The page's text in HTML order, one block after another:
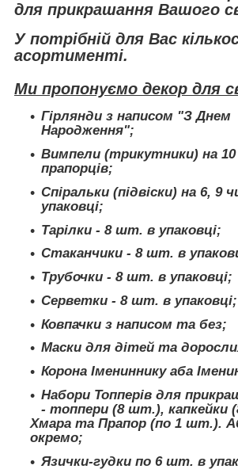
для прикрашання Вашого
У потрібній для Вас
асортименті.
Ми пропонуємо декор для
Гірлянди з написом "З Днем
Народження";
Вимпели (трикутники) на
прапорців;
Спіральки (підвіски) на 6, 9
упаковці;
Тарілки - 8 шт. в упаковці;
Стаканчики - 8 шт. в
Трубочки - 8 шт. в упаковці;
Серветки - 8 шт. в упаковці;
Ковпачки з написом та без;
Маски для дітей та
Корона Імениннику аба
Набори Топперів для
- топпери (8 шт.), капкейки
Хмара та Прапор (по 1 шт.).
окремо;
Язички-гудки по 6 шт. в